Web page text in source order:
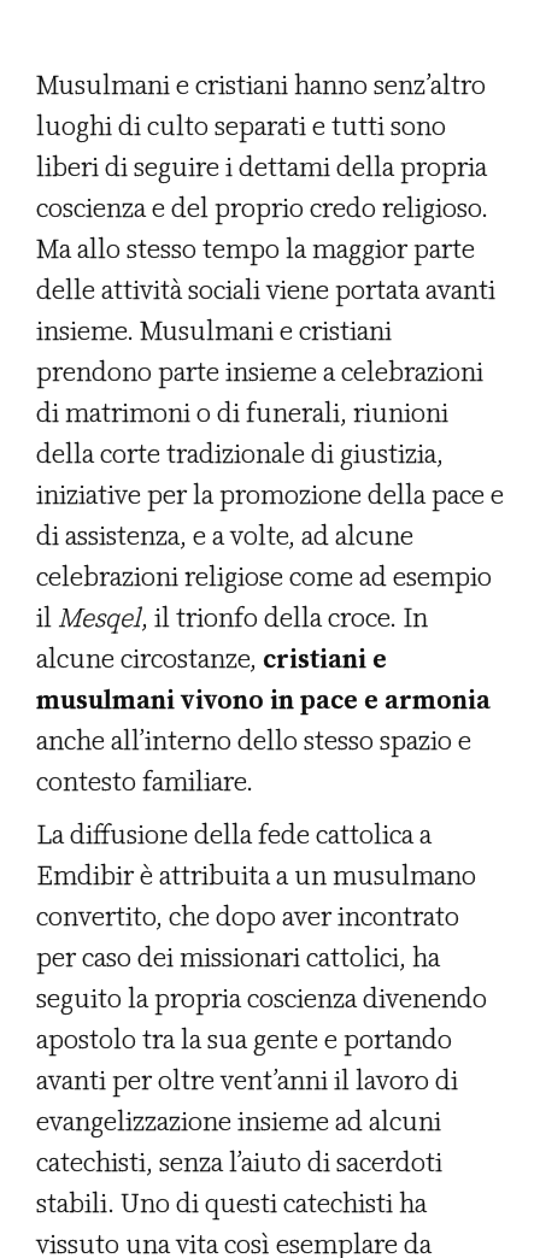
Musulmani e cristiani hanno senz’altro
luoghi di culto separati e tutti sono
liberi di seguire i dettami della propria
coscienza e del proprio credo religioso.
Ma allo stesso tempo la maggior parte
delle attività sociali viene portata avanti
insieme. Musulmani e cristiani
prendono parte insieme a celebrazioni
di matrimoni o di funerali, riunioni
della corte tradizionale di giustizia,
iniziative per la promozione della pace e
di assistenza, e a volte, ad alcune
celebrazioni religiose come ad esempio
il Mesqel, il trionfo della croce. In
alcune circostanze, cristiani e
musulmani vivono in pace e armonia
anche all’interno dello stesso spazio e
contesto familiare.
La diffusione della fede cattolica a
Emdibir è attribuita a un musulmano
convertito, che dopo aver incontrato
per caso dei missionari cattolici, ha
seguito la propria coscienza divenendo
apostolo tra la sua gente e portando
avanti per oltre vent’anni il lavoro di
evangelizzazione insieme ad alcuni
catechisti, senza l’aiuto di sacerdoti
stabili. Uno di questi catechisti ha
vissuto una vita così esemplare da